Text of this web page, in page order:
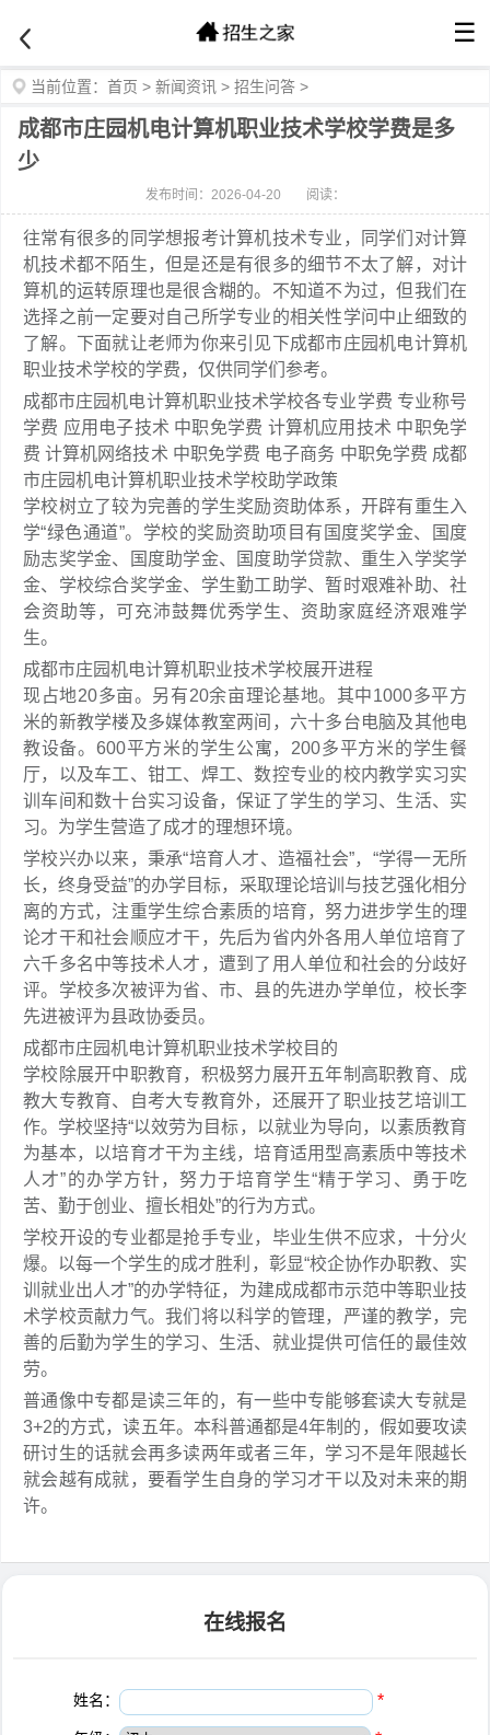
☰
当前位置： 首页 > 新闻资讯 > 招生问答 >
成都市庄园机电计算机职业技术学校学费是多
少
发布时间：2026-04-20 阅读：
往常有很多的同学想报考计算机技术专业，同学们对计算
机技术都不陌生，但是还是有很多的细节不太了解，对计
算机的运转原理也是很含糊的。不知道不为过，但我们在
选择之前一定要对自己所学专业的相关性学问中止细致的
了解。下面就让老师为你来引见下成都市庄园机电计算机
职业技术学校的学费，仅供同学们参考。
成都市庄园机电计算机职业技术学校各专业学费 专业称号
学费 应用电子技术 中职免学费 计算机应用技术 中职免学
费 计算机网络技术 中职免学费 电子商务 中职免学费 成都
市庄园机电计算机职业技术学校助学政策
学校树立了较为完善的学生奖励资助体系，开辟有重生入
学“绿色通道”。学校的奖励资助项目有国度奖学金、国度
励志奖学金、国度助学金、国度助学贷款、重生入学奖学
金、学校综合奖学金、学生勤工助学、暂时艰难补助、社
会资助等，可充沛鼓舞优秀学生、资助家庭经济艰难学
生。
成都市庄园机电计算机职业技术学校展开进程
现占地20多亩。另有20余亩理论基地。其中1000多平方
米的新教学楼及多媒体教室两间，六十多台电脑及其他电
教设备。600平方米的学生公寓，200多平方米的学生餐
厅，以及车工、钳工、焊工、数控专业的校内教学实习实
训车间和数十台实习设备，保证了学生的学习、生活、实
习。为学生营造了成才的理想环境。
学校兴办以来，秉承“培育人才、造福社会”，“学得一无所
长，终身受益”的办学目标，采取理论培训与技艺强化相分
离的方式，注重学生综合素质的培育，努力进步学生的理
论才干和社会顺应才干，先后为省内外各用人单位培育了
六千多名中等技术人才，遭到了用人单位和社会的分歧好
评。学校多次被评为省、市、县的先进办学单位，校长李
先进被评为县政协委员。
成都市庄园机电计算机职业技术学校目的
学校除展开中职教育，积极努力展开五年制高职教育、成
教大专教育、自考大专教育外，还展开了职业技艺培训工
作。学校坚持“以效劳为目标，以就业为导向，以素质教育
为基本，以培育才干为主线，培育适用型高素质中等技术
人才”的办学方针，努力于培育学生“精于学习、勇于吃
苦、勤于创业、擅长相处”的行为方式。
学校开设的专业都是抢手专业，毕业生供不应求，十分火
爆。以每一个学生的成才胜利，彰显“校企协作办职教、实
训就业出人才”的办学特征，为建成成都市示范中等职业技
术学校贡献力气。我们将以科学的管理，严谨的教学，完
善的后勤为学生的学习、生活、就业提供可信任的最佳效
劳。
普通像中专都是读三年的，有一些中专能够套读大专就是
3+2的方式，读五年。本科普通都是4年制的，假如要攻读
研讨生的话就会再多读两年或者三年，学习不是年限越长
就会越有成就，要看学生自身的学习才干以及对未来的期
许。
在线报名
姓名： *